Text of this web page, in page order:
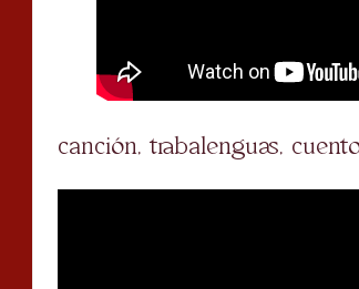
canción, trabalenguas,